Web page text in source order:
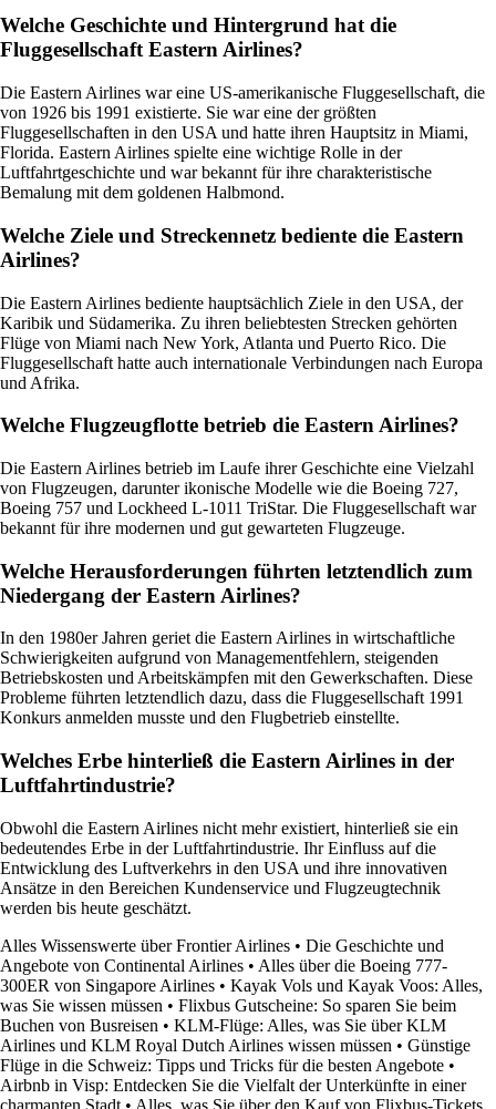
Welche Geschichte und Hintergrund hat die
Fluggesellschaft Eastern Airlines?
Die Eastern Airlines war eine US-amerikanische Fluggesellschaft, die
von 1926 bis 1991 existierte. Sie war eine der größten
Fluggesellschaften in den USA und hatte ihren Hauptsitz in Miami,
Florida. Eastern Airlines spielte eine wichtige Rolle in der
Luftfahrtgeschichte und war bekannt für ihre charakteristische
Bemalung mit dem goldenen Halbmond.
Welche Ziele und Streckennetz bediente die Eastern
Airlines?
Die Eastern Airlines bediente hauptsächlich Ziele in den USA, der
Karibik und Südamerika. Zu ihren beliebtesten Strecken gehörten
Flüge von Miami nach New York, Atlanta und Puerto Rico. Die
Fluggesellschaft hatte auch internationale Verbindungen nach Europa
und Afrika.
Welche Flugzeugflotte betrieb die Eastern Airlines?
Die Eastern Airlines betrieb im Laufe ihrer Geschichte eine Vielzahl
von Flugzeugen, darunter ikonische Modelle wie die Boeing 727,
Boeing 757 und Lockheed L-1011 TriStar. Die Fluggesellschaft war
bekannt für ihre modernen und gut gewarteten Flugzeuge.
Welche Herausforderungen führten letztendlich zum
Niedergang der Eastern Airlines?
In den 1980er Jahren geriet die Eastern Airlines in wirtschaftliche
Schwierigkeiten aufgrund von Managementfehlern, steigenden
Betriebskosten und Arbeitskämpfen mit den Gewerkschaften. Diese
Probleme führten letztendlich dazu, dass die Fluggesellschaft 1991
Konkurs anmelden musste und den Flugbetrieb einstellte.
Welches Erbe hinterließ die Eastern Airlines in der
Luftfahrtindustrie?
Obwohl die Eastern Airlines nicht mehr existiert, hinterließ sie ein
bedeutendes Erbe in der Luftfahrtindustrie. Ihr Einfluss auf die
Entwicklung des Luftverkehrs in den USA und ihre innovativen
Ansätze in den Bereichen Kundenservice und Flugzeugtechnik
werden bis heute geschätzt.
Alles Wissenswerte über Frontier Airlines • Die Geschichte und
Angebote von Continental Airlines • Alles über die Boeing 777-
300ER von Singapore Airlines • Kayak Vols und Kayak Voos: Alles,
was Sie wissen müssen • Flixbus Gutscheine: So sparen Sie beim
Buchen von Busreisen • KLM-Flüge: Alles, was Sie über KLM
Airlines und KLM Royal Dutch Airlines wissen müssen • Günstige
Flüge in die Schweiz: Tipps und Tricks für die besten Angebote •
Airbnb in Visp: Entdecken Sie die Vielfalt der Unterkünfte in einer
charmanten Stadt • Alles, was Sie über den Kauf von Flixbus-Tickets